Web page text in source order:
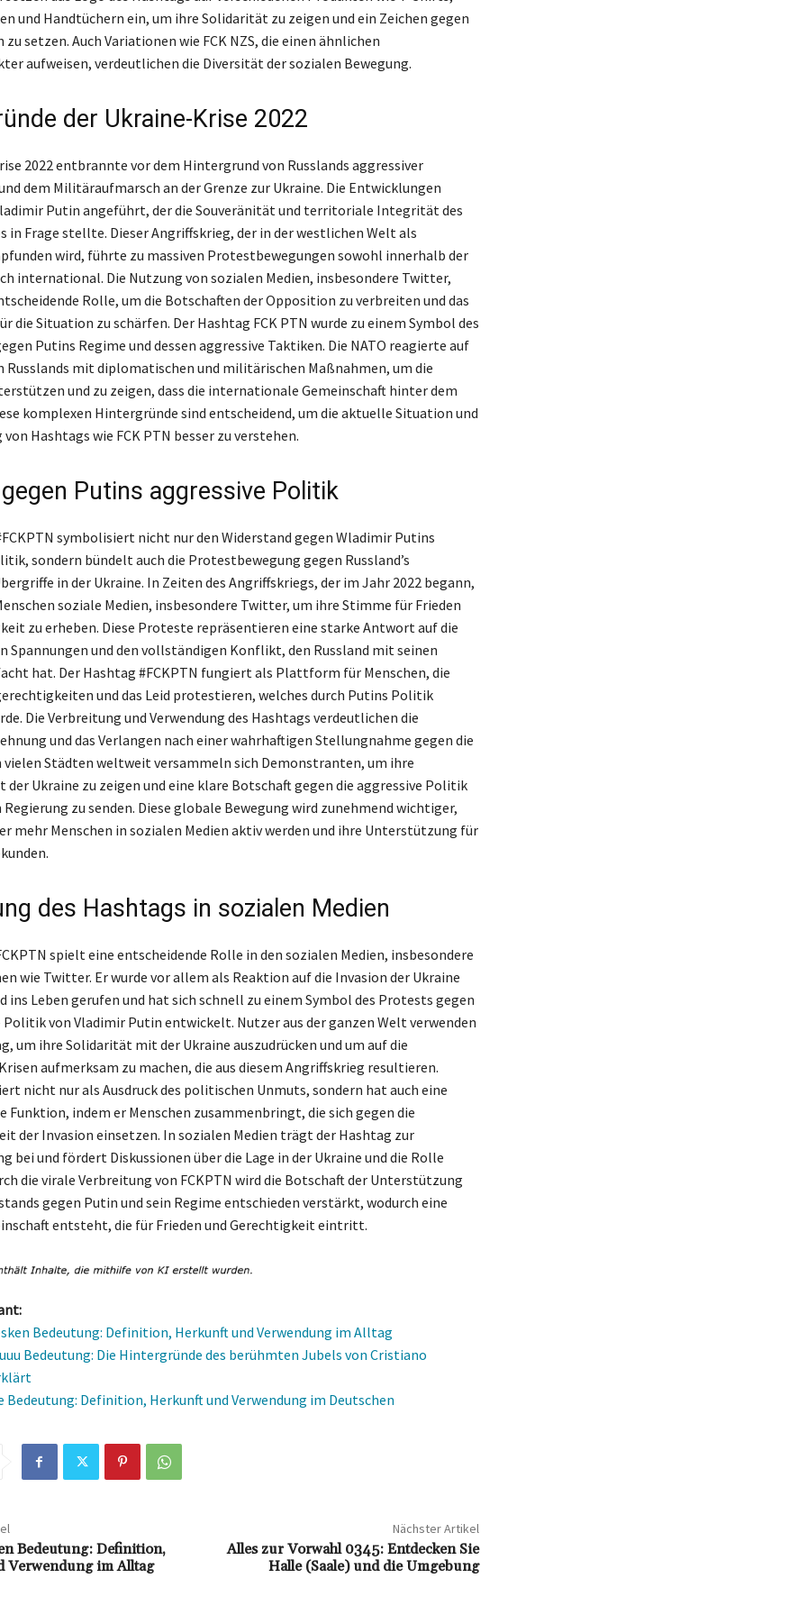
und Handtüchern ein, um ihre Solidarität zu zeigen und ein Zeichen gegen
zu setzen. Auch Variationen wie FCK NZS, die einen ähnlichen
aufweisen, verdeutlichen die Diversität der sozialen Bewegung.
der Ukraine-Krise 2022
2022 entbrannte vor dem Hintergrund von Russlands aggressiver
dem Militäraufmarsch an der Grenze zur Ukraine. Die Entwicklungen
Putin angeführt, der die Souveränität und territoriale Integrität des
in Frage stellte. Dieser Angriffskrieg, der in der westlichen Welt als
wird, führte zu massiven Protestbewegungen sowohl innerhalb der
international. Die Nutzung von sozialen Medien, insbesondere Twitter,
Rolle, um die Botschaften der Opposition zu verbreiten und das
die Situation zu schärfen. Der Hashtag FCK PTN wurde zu einem Symbol des
Putins Regime und dessen aggressive Taktiken. Die NATO reagierte auf
Russlands mit diplomatischen und militärischen Maßnahmen, um die
und zu zeigen, dass die internationale Gemeinschaft hinter dem
komplexen Hintergründe sind entscheidend, um die aktuelle Situation und
Hashtags wie FCK PTN besser zu verstehen.
Putins aggressive Politik
symbolisiert nicht nur den Widerstand gegen Wladimir Putins
sondern bündelt auch die Protestbewegung gegen Russland’s
in der Ukraine. In Zeiten des Angriffskriegs, der im Jahr 2022 begann,
soziale Medien, insbesondere Twitter, um ihre Stimme für Frieden
zu erheben. Diese Proteste repräsentieren eine starke Antwort auf die
Spannungen und den vollständigen Konflikt, den Russland mit seinen
hat. Der Hashtag #FCKPTN fungiert als Plattform für Menschen, die
und das Leid protestieren, welches durch Putins Politik
Die Verbreitung und Verwendung des Hashtags verdeutlichen die
und das Verlangen nach einer wahrhaftigen Stellungnahme gegen die
vielen Städten weltweit versammeln sich Demonstranten, um ihre
Ukraine zu zeigen und eine klare Botschaft gegen die aggressive Politik
Regierung zu senden. Diese globale Bewegung wird zunehmend wichtiger,
mehr Menschen in sozialen Medien aktiv werden und ihre Unterstützung für
des Hashtags in sozialen Medien
spielt eine entscheidende Rolle in den sozialen Medien, insbesondere
wie Twitter. Er wurde vor allem als Reaktion auf die Invasion der Ukraine
ins Leben gerufen und hat sich schnell zu einem Symbol des Protests gegen
Politik von Vladimir Putin entwickelt. Nutzer aus der ganzen Welt verwenden
um ihre Solidarität mit der Ukraine auszudrücken und um auf die
aufmerksam zu machen, die aus diesem Angriffskrieg resultieren.
nicht nur als Ausdruck des politischen Unmuts, sondern hat auch eine
Funktion, indem er Menschen zusammenbringt, die sich gegen die
der Invasion einsetzen. In sozialen Medien trägt der Hashtag zur
bei und fördert Diskussionen über die Lage in der Ukraine und die Rolle
die virale Verbreitung von FCKPTN wird die Botschaft der Unterstützung
gegen Putin und sein Regime entschieden verstärkt, wodurch eine
entsteht, die für Frieden und Gerechtigkeit eintritt.
Bedeutung: Definition, Herkunft und Verwendung im Alltag
Bedeutung: Die Hintergründe des berühmten Jubels von Cristiano
Bedeutung: Definition, Herkunft und Verwendung im Deutschen
Bedeutung: Definition,
Verwendung im Alltag
Nächster Artikel
Alles zur Vorwahl 0345: Entdecken Sie
Halle (Saale) und die Umgebung